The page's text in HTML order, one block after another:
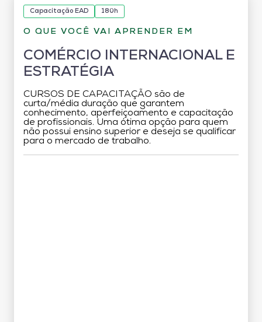
Capacitação EAD 180h
O QUE VOCÊ VAI APRENDER EM
COMÉRCIO INTERNACIONAL E
ESTRATÉGIA
CURSOS DE CAPACITAÇÃO são de
curta/média duração que garantem
conhecimento, aperfeiçoamento e capacitação
de profissionais. Uma ótima opção para quem
não possui ensino superior e deseja se qualificar
para o mercado de trabalho.